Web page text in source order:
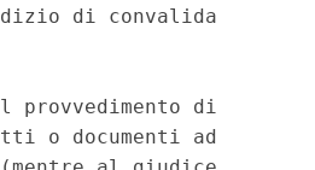
di convalida
provvedimento di
o documenti ad